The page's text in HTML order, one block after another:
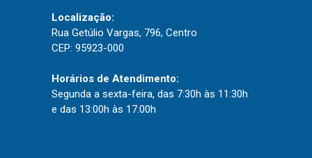
Diário Oficial (Novo)
Diário Oficial (Até 30/04)
Recursos Humanos
Processo Seletivo
Seletivo Simplificado
Localização:
Rua Getúlio Vargas, 796, Centro
CEP: 95923-000
Horários de Atendimento:
Segunda a sexta-feira, das 7:30h às 11:30h
e das 13:00h às 17:00h